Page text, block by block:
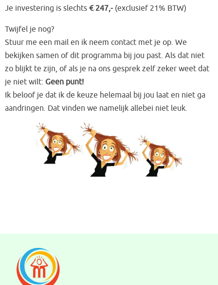
Je investering is slechts€ 247,- (exclusief 21% BTW)
Twijfel je nog?
Stuur me een mail en ik neem contact met je op. We
bekijken samen of dit programma bij jou past. Als dat niet
zo blijkt te zijn, of als je na ons gesprek zelf zeker weet dat
je niet wilt: Geen punt!
Ik beloof je dat ik de keuze helemaal bij jou laat en niet ga
aandringen. Dat vinden we namelijk allebei niet leuk.